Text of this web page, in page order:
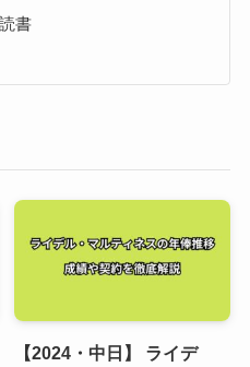
書
【2024・中日】 ライデ